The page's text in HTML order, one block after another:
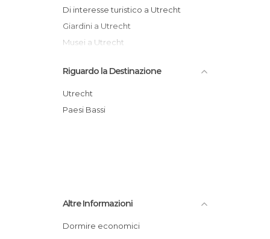
Di interesse turistico a Utrecht
Giardini a Utrecht
Musei a Utrecht
Riguardo la Destinazione
Utrecht
Paesi Bassi
Altre Informazioni
Dormire economici